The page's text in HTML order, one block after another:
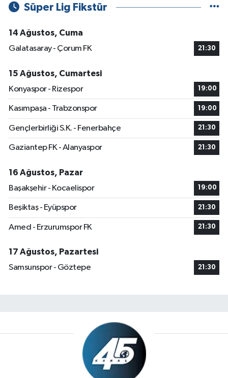
Süper Lig Fikstür
14 Ağustos, Cuma
Galatasaray - Çorum FK
21:30
15 Ağustos, Cumartesi
Konyaspor - Rizespor
19:00
Kasımpaşa - Trabzonspor 19:00
Gençlerbirliği S.K. - Fenerbahçe 21:30
Gaziantep FK - Alanyaspor 21:30
16 Ağustos, Pazar
Başakşehir - Kocaelispor
19:00
Beşiktaş - Eyüpspor 21:30
Amed - Erzurumspor FK 21:30
17 Ağustos, Pazartesi
Samsunspor - Göztepe
21:30